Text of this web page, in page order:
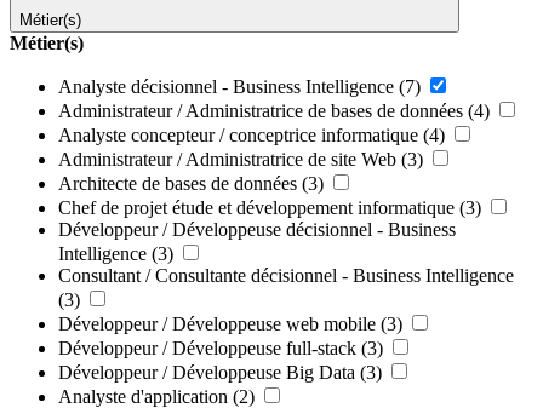
Métier(s)
Métier(s)
Analyste décisionnel - Business Intelligence (7)
Administrateur / Administratrice de bases de données (4)
Analyste concepteur / conceptrice informatique (4)
Administrateur / Administratrice de site Web (3)
Architecte de bases de données (3)
Chef de projet étude et développement informatique (3)
Développeur / Développeuse décisionnel - Business
Intelligence (3)
Consultant / Consultante décisionnel - Business Intelligence
(3)
Développeur / Développeuse web mobile (3)
Développeur / Développeuse full-stack (3)
Développeur / Développeuse Big Data (3)
Analyste d'application (2)